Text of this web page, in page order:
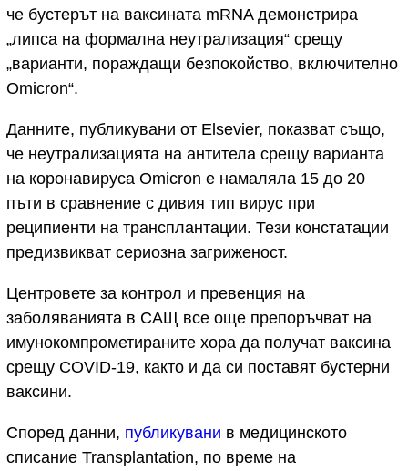
че бустерът на ваксината mRNA демонстрира
„липса на формална неутрализация“ срещу
„варианти, пораждащи безпокойство, включително
Omicron“.
Данните, публикувани от Elsevier, показват също,
че неутрализацията на антитела срещу варианта
на коронавируса Omicron е намаляла 15 до 20
пъти в сравнение с дивия тип вирус при
реципиенти на трансплантации. Тези констатации
предизвикват сериозна загриженост.
Центровете за контрол и превенция на
заболяванията в САЩ все още препоръчват на
имунокомпрометираните хора да получат ваксина
срещу COVID-19, както и да си поставят бустерни
ваксини.
Според данни, публикувани в медицинското
списание Transplantation, по време на